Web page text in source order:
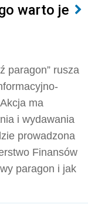
warto je
paragon” rusza
ma
i wydawania
prowadzona
Finansów
paragon i jak